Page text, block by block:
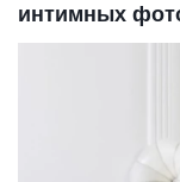
интимных